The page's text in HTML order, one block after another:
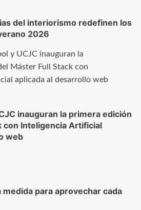
del interiorismo redefinen los
2026
inauguran la primera edición
con Inteligencia Artificial
web
medida para aprovechar cada